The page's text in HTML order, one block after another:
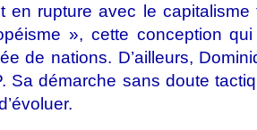
en rupture avec le
», cette conception
de nations. D’ailleurs,
Sa démarche sans doute